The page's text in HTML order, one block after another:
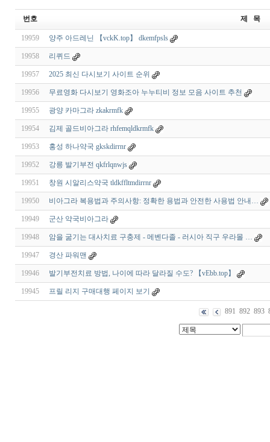
번호 제 목
19959 양주 아드레닌 【vckK.top】 dkemfpsls
19958 리퀴드
19957 2025 최신 다시보기 사이트 순위
19956 무료영화 다시보기 영화조아 누누티비 정보 모음 사이트 추천
19955 광양 카마그라 zkakrmfk
19954 김제 골드비아그라 rhfemqldkrmfk
19953 홍성 하나약국 gkskdirrnr
19952 강릉 발기부전 qkfrlqnwjs
19951 창원 시알리스약국 tldkffltmdirrnr
19950 비아그라 복용법과 주의사항: 정확한 용법과 안전한 사용법 안내…
19949 군산 약국비아그라
19948 암을 굶기는 대사치료 구충제 - 메벤다졸 - 러시아 직구 우라몰 …
19947 경산 파워맨
19946 발기부전치료 방법, 나이에 따라 달라질 수도? 【vEbb.top】
19945 프릴 리지 구매대행 페이지 보기
891 892 893